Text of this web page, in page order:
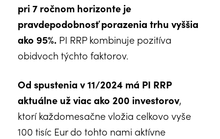
pri 7 ročnom horizonte je
pravdepodobnosť porazenia trhu vyššia
ako 95%. PI RRP kombinuje pozitíva
obidvoch týchto faktorov.
Od spustenia v 11/2024 má PI RRP
aktuálne už viac ako 200 investorov,
ktorí každomesačne vložia celkovo vyše
100 tisíc Eur do tohto nami aktívne